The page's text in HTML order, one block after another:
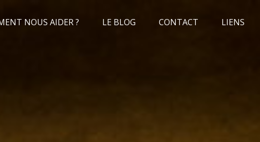
NOUS AIDER ? LE BLOG CONTACT LIENS